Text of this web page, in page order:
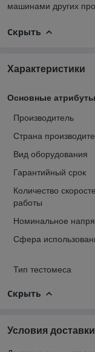
машинами других
Скрыть
Характеристики
Основные атрибуты
Производитель
Страна
Вид оборудования
Гарантийный срок
Количество
работы
Номинальное
Сфера
Тип тестомеса
Скрыть
Условия доставки